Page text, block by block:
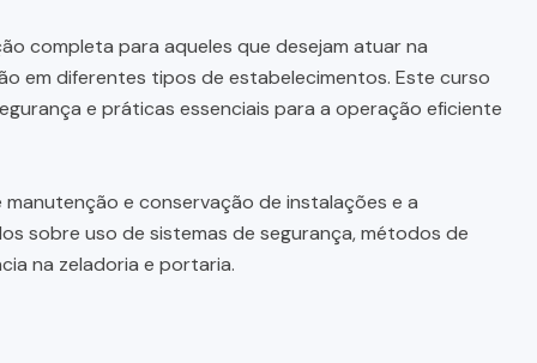
completa para aqueles que desejam atuar na
em diferentes tipos de estabelecimentos. Este curso
e práticas essenciais para a operação eficiente
e conservação de instalações e a
sobre uso de sistemas de segurança, métodos de
na zeladoria e portaria.